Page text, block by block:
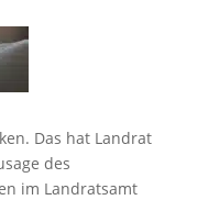
Das hat Landrat
des
im Landratsamt